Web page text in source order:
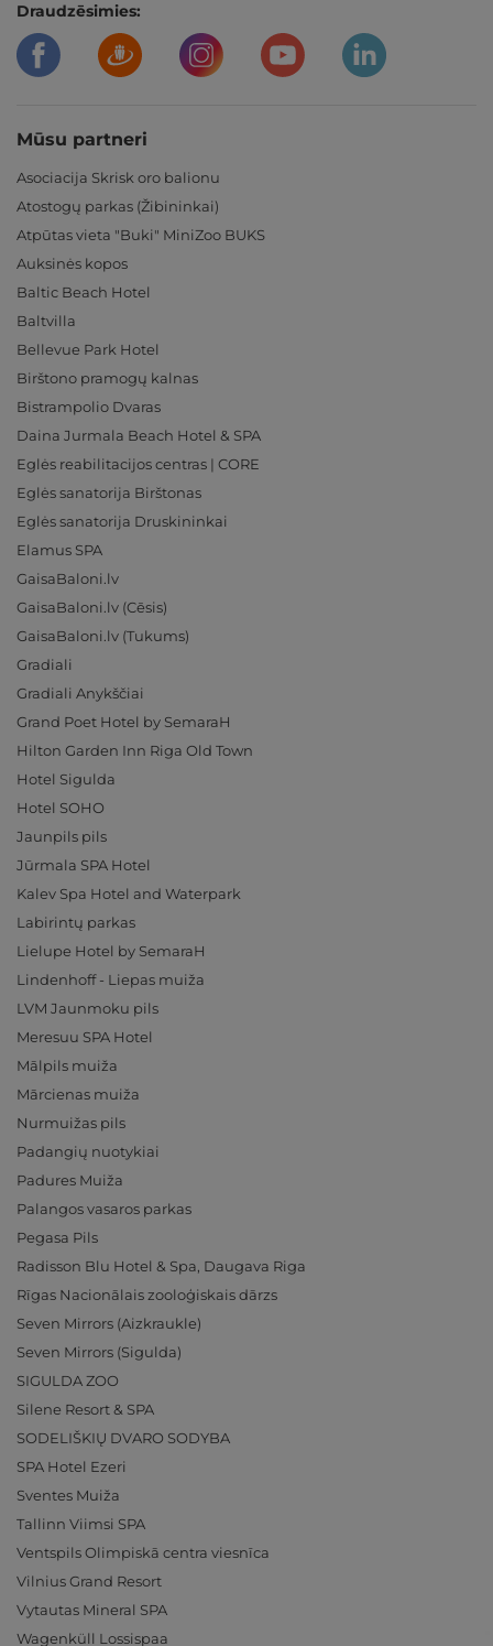
Draudzēsimies:
Mūsu partneri
Asociacija Skrisk oro balionu
Atostogų parkas (Žibininkai)
Atpūtas vieta "Buki" MiniZoo BUKS
Auksinės kopos
Baltic Beach Hotel
Baltvilla
Bellevue Park Hotel
Birštono pramogų kalnas
Bistrampolio Dvaras
Daina Jurmala Beach Hotel & SPA
Eglės reabilitacijos centras | CORE
Eglės sanatorija Birštonas
Eglės sanatorija Druskininkai
Elamus SPA
GaisaBaloni.lv
GaisaBaloni.lv (Cēsis)
GaisaBaloni.lv (Tukums)
Gradiali
Gradiali Anykščiai
Grand Poet Hotel by SemaraH
Hilton Garden Inn Riga Old Town
Hotel Sigulda
Hotel SOHO
Jaunpils pils
Jūrmala SPA Hotel
Kalev Spa Hotel and Waterpark
Labirintų parkas
Lielupe Hotel by SemaraH
Lindenhoff - Liepas muiža
LVM Jaunmoku pils
Meresuu SPA Hotel
Mālpils muiža
Mārcienas muiža
Nurmuižas pils
Padangių nuotykiai
Padures Muiža
Palangos vasaros parkas
Pegasa Pils
Radisson Blu Hotel & Spa, Daugava Riga
Rīgas Nacionālais zooloģiskais dārzs
Seven Mirrors (Aizkraukle)
Seven Mirrors (Sigulda)
SIGULDA ZOO
Silene Resort & SPA
SODELIŠKIŲ DVARO SODYBA
SPA Hotel Ezeri
Sventes Muiža
Tallinn Viimsi SPA
Ventspils Olimpiskā centra viesnīca
Vilnius Grand Resort
Vytautas Mineral SPA
Wagenküll Lossispaa